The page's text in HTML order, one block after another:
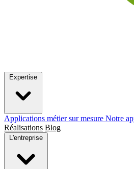
Applications métier sur mesure Notre
Réalisations Blog